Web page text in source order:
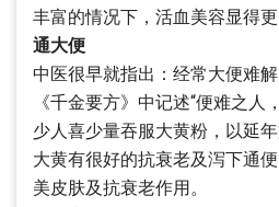
丰富的情况下，活血美容显得更
通大便
中医很早就指出：经常大便难
《千金要方》中记述“便难之人
少人喜少量吞服大黄粉，以延
大黄有很好的抗衰老及泻下通
美皮肤及抗衰老作用。